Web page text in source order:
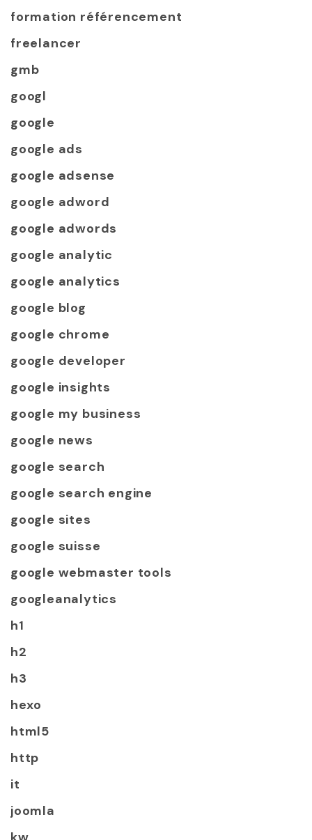
formation référencement
freelancer
gmb
googl
google
google ads
google adsense
google adword
google adwords
google analytic
google analytics
google blog
google chrome
google developer
google insights
google my business
google news
google search
google search engine
google sites
google suisse
google webmaster tools
googleanalytics
h1
h2
h3
hexo
html5
http
it
joomla